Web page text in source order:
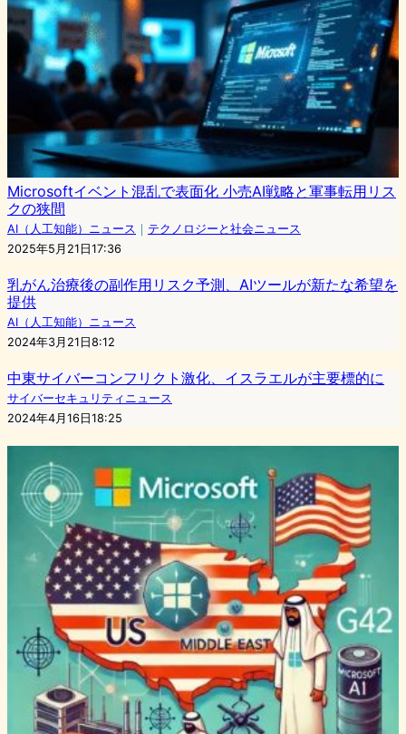
Microsoftイベント混乱で表面化 小売AI戦略と軍事転用リス
クの狭間
AI（人工知能）ニュース ｜ テクノロジーと社会ニュース
2025年5月21日17:36
乳がん治療後の副作用リスク予測、AIツールが新たな希望を
提供
AI（人工知能）ニュース
2024年3月21日8:12
中東サイバーコンフリクト激化、イスラエルが主要標的に
サイバーセキュリティニュース
2024年4月16日18:25